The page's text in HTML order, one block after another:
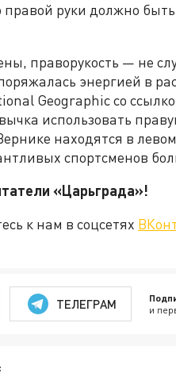
руки должно
праворукость — не
энергией в
Geographic со
использовать
находятся в
спортсменов
к нам в соцсетях
ТЕЛЕГРАМ и